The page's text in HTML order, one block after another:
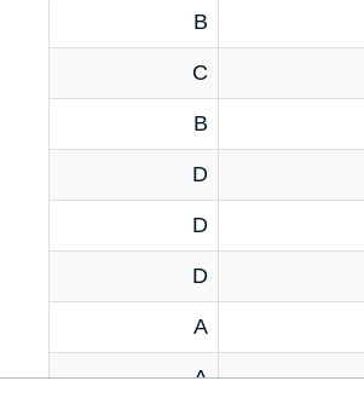
B
C
B
D
D
D
A
A